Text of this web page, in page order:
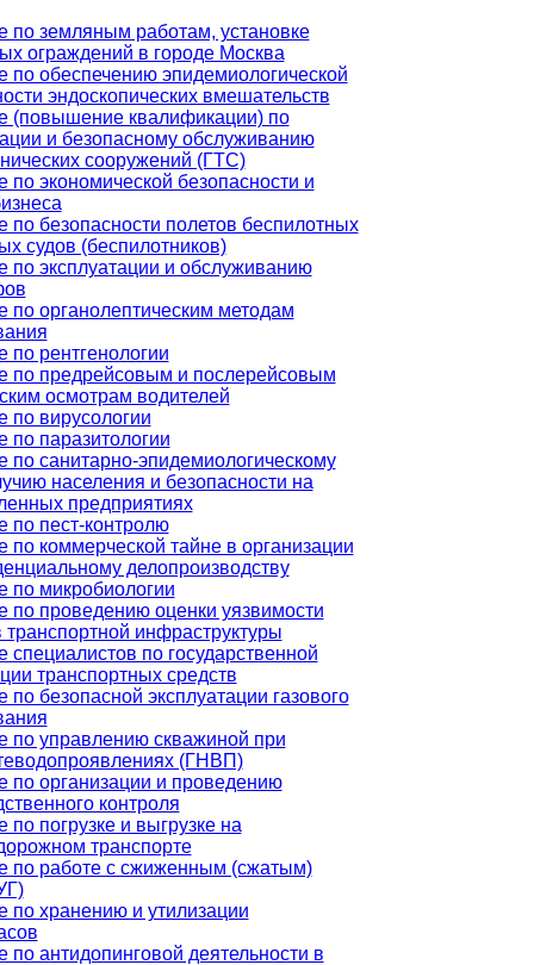
по земляным работам, установке
ограждений в городе Москва
по обеспечению эпидемиологической
эндоскопических вмешательств
(повышение квалификации) по
и безопасному обслуживанию
сооружений (ГТС)
по экономической безопасности и
по безопасности полетов беспилотных
судов (беспилотников)
по эксплуатации и обслуживанию
по органолептическим методам
по рентгенологии
по предрейсовым и послерейсовым
осмотрам водителей
по вирусологии
по паразитологии
по санитарно-эпидемиологическому
населения и безопасности на
предприятиях
по пест-контролю
по коммерческой тайне в организации
делопроизводству
по микробиологии
по проведению оценки уязвимости
транспортной инфраструктуры
специалистов по государственной
транспортных средств
по безопасной эксплуатации газового
по управлению скважиной при
(ГНВП)
по организации и проведению
контроля
по погрузке и выгрузке на
транспорте
по работе с сжиженным (сжатым)
по хранению и утилизации
по антидопинговой деятельности в